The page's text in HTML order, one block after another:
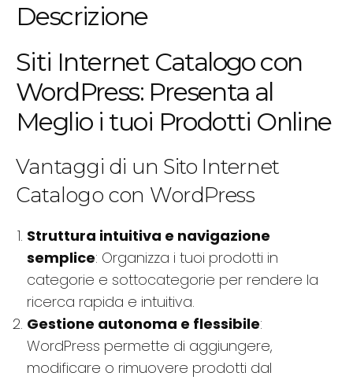
Descrizione
Siti Internet Catalogo con
WordPress: Presenta al
Meglio i tuoi Prodotti Online
Vantaggi di un Sito Internet
Catalogo con WordPress
Struttura intuitiva e navigazione
semplice: Organizza i tuoi prodotti in
categorie e sottocategorie per rendere la
ricerca rapida e intuitiva.
Gestione autonoma e flessibile:
WordPress permette di aggiungere,
modificare o rimuovere prodotti dal